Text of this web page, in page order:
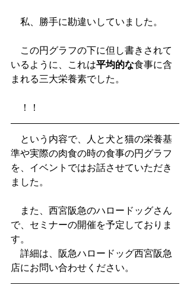
私、勝手に勘違いしていました。
この円グラフの下に但し書きされて
いるように、これは平均的な食事に含
まれる三大栄養素でした。
！！
という内容で、人と犬と猫の栄養基
準や実際の肉食の時の食事の円グラフ
を、イベントではお話させていただき
ました。
また、西宮阪急のハロードッグさん
で、セミナーの開催を予定しておりま
す。
詳細は、阪急ハロードッグ西宮阪急
店にお問い合わせください。